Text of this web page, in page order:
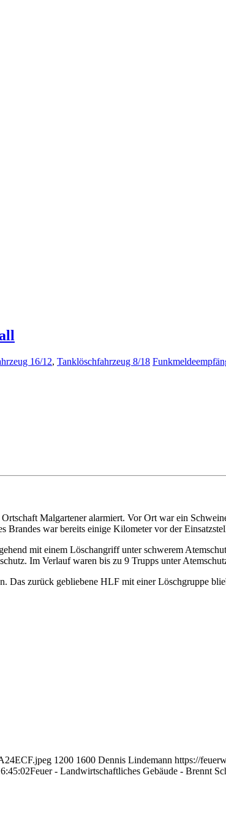
16/12, Tanklöschfahrzeug 8/18
Malgartener alarmiert. Vor Ort war ein
war bereits einige Kilometer vor der
mit einem Löschangriff unter schwerem
Im Verlauf waren bis zu 9 Trupps unter
Das zurück gebliebene HLF mit einer Löschgruppe
1200 1600 Dennis Lindemann https://
Feuer - Landwirtschaftliches Gebäude - Brennt